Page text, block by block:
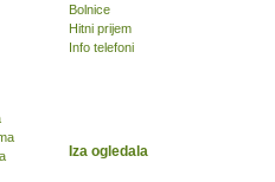
Bolnice
Hitni prijem
Info telefoni
Iza ogledala